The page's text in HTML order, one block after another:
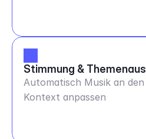
Stimmung &
Automatisch Musik an
Kontext anpassen